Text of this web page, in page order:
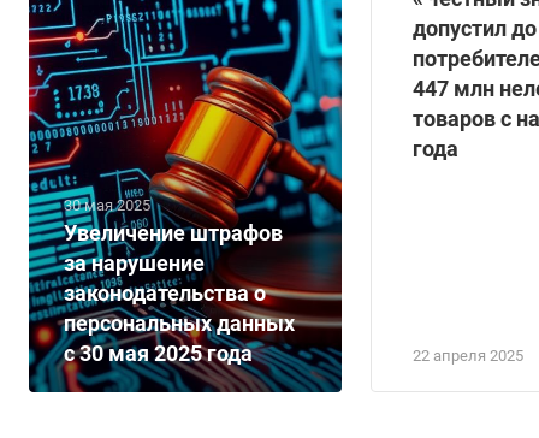
Увеличение штрафов
за нарушение
законодательства о
персональных данных
с 30 мая 2025 года
30 мая 2025
допустил до
447 млн
товаров с
года
22 апреля 2025